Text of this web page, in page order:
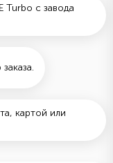
Turbo с завода
картой или